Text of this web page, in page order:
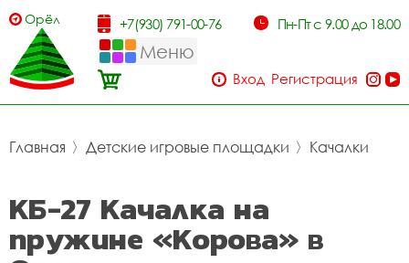
Орёл +7(930) 791-00-76 Пн-Пт с 9.00 до 18.00
Меню
Вход Регистрация
Главная 〉 Детские игровые площадки 〉 Качалки
КБ-27 Качалка на
пружине «Корова» в